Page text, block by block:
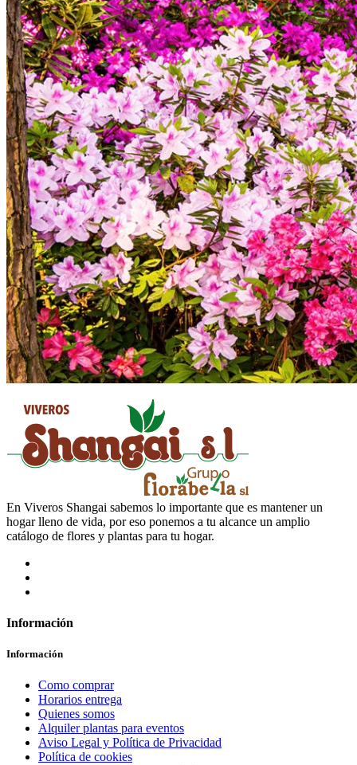
En Viveros Shangai sabemos lo importante que es mantener un
hogar lleno de vida, por eso ponemos a tu alcance un amplio
catálogo de flores y plantas para tu hogar.
Información
Información
Como comprar
Horarios entrega
Quienes somos
Alquiler plantas para eventos
Aviso Legal y Política de Privacidad
Política de cookies